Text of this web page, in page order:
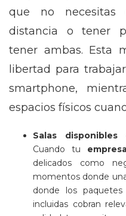
que no necesitas
distancia o tener
tener ambas. Esta
libertad para
smartphone,
espacios físicos
Salas
Cuando tu
delicados como
momentos donde
donde los
incluidas cobran